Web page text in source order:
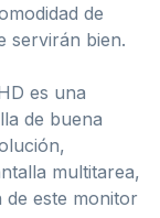
de
servirán bien.
es una
de buena
multitarea,
de este monitor